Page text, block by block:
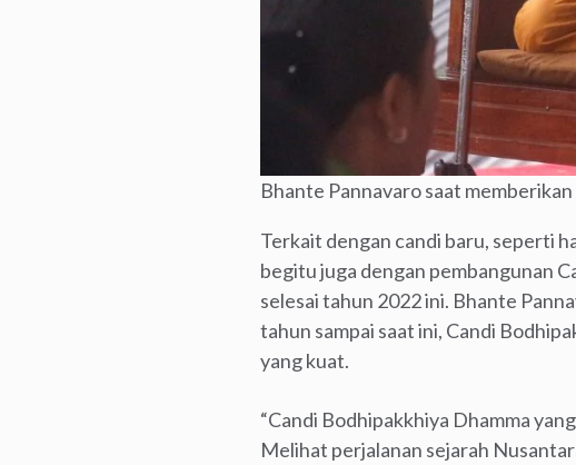
Bhante Pannavaro saat
Terkait dengan candi baru, seperti
begitu juga dengan pembangunan
selesai tahun 2022 ini. Bhante
tahun sampai saat ini, Candi
yang kuat.
“Candi Bodhipakkhiya Dhamma
Melihat perjalanan sejarah